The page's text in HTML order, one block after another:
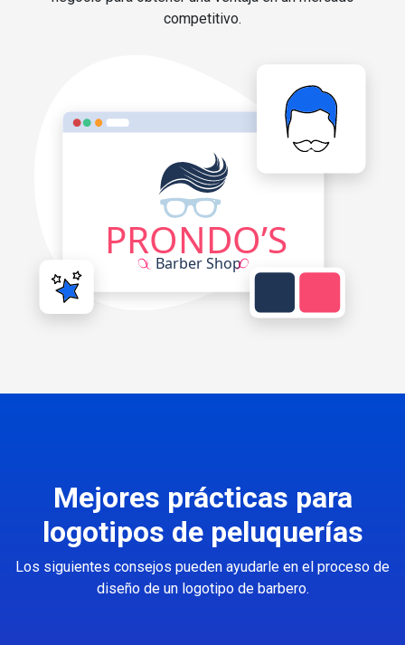
competitivo.
Mejores prácticas para
logotipos de peluquerías
Los siguientes consejos pueden ayudarle en el proceso de
diseño de un logotipo de barbero.